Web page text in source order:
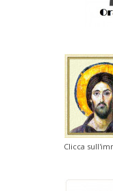
Clicca